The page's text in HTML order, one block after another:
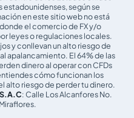
estadounidenses, según se
en este sitio web no está
el comercio de FX y/o
leyes o regulaciones locales.
y conllevan un alto riesgo de
apalancamiento. El 64% de las
dinero al operar con CFDs
cómo funcionan los
alto riesgo de perder tu dinero.
: Calle Los Alcanfores No.